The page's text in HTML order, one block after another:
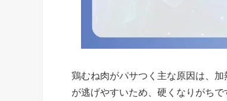
鶏むね肉がパサつく主な原因は、
が逃げやすいため、硬くなりがち